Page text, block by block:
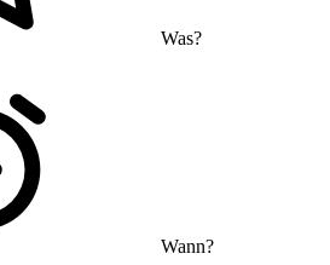
Was?
Wann?